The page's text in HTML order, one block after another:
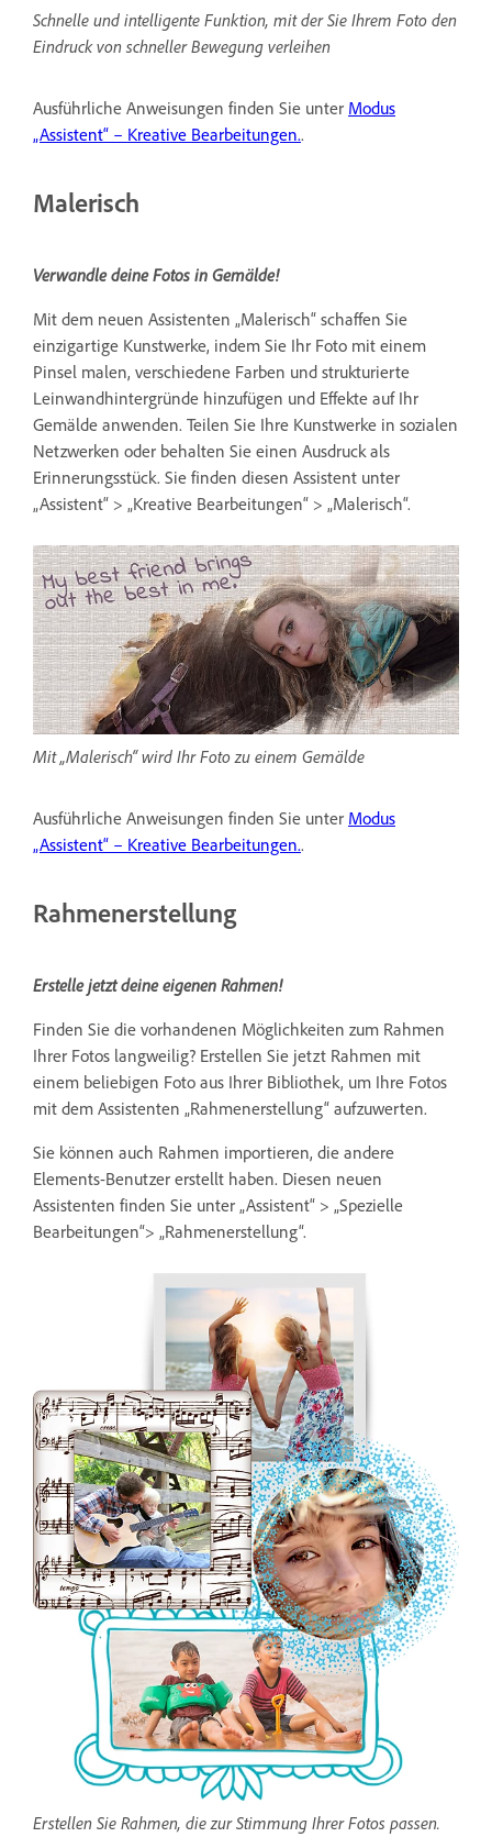
Schnelle und intelligente Funktion, mit der Sie Ihrem Foto den
Eindruck von schneller Bewegung verleihen
Ausführliche Anweisungen finden Sie unter Modus
„Assistent“ – Kreative Bearbeitungen..
Malerisch
Verwandle deine Fotos in Gemälde!
Mit dem neuen Assistenten „Malerisch“ schaffen Sie
einzigartige Kunstwerke, indem Sie Ihr Foto mit einem
Pinsel malen, verschiedene Farben und strukturierte
Leinwandhintergründe hinzufügen und Effekte auf Ihr
Gemälde anwenden. Teilen Sie Ihre Kunstwerke in sozialen
Netzwerken oder behalten Sie einen Ausdruck als
Erinnerungsstück. Sie finden diesen Assistent unter
„Assistent“ > „Kreative Bearbeitungen“ > „Malerisch“.
Mit „Malerisch“ wird Ihr Foto zu einem Gemälde
Ausführliche Anweisungen finden Sie unter Modus
„Assistent“ – Kreative Bearbeitungen..
Rahmenerstellung
Erstelle jetzt deine eigenen Rahmen!
Finden Sie die vorhandenen Möglichkeiten zum Rahmen
Ihrer Fotos langweilig? Erstellen Sie jetzt Rahmen mit
einem beliebigen Foto aus Ihrer Bibliothek, um Ihre Fotos
mit dem Assistenten „Rahmenerstellung“ aufzuwerten.
Sie können auch Rahmen importieren, die andere
Elements-Benutzer erstellt haben. Diesen neuen
Assistenten finden Sie unter „Assistent“ > „Spezielle
Bearbeitungen“> „Rahmenerstellung“.
Erstellen Sie Rahmen, die zur Stimmung Ihrer Fotos passen.